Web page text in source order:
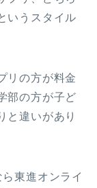
いうスタイル
リの方が料金
部の方が子ど
と違いがあり
東進オンライ